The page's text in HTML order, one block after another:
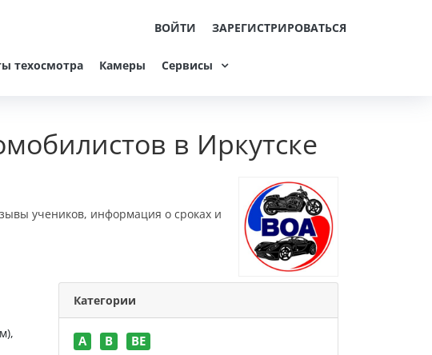
ВОЙТИ ЗАРЕГИСТРИРОВАТЬСЯ
техосмотра Камеры Сервисы
в Иркутске
учеников, информация о сроках и
Категории
A B BE